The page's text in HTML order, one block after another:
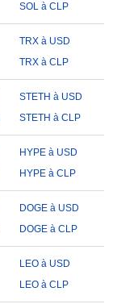
SOL à CLP
TRX à USD
TRX à CLP
STETH à USD
STETH à CLP
HYPE à USD
HYPE à CLP
DOGE à USD
DOGE à CLP
LEO à USD
LEO à CLP